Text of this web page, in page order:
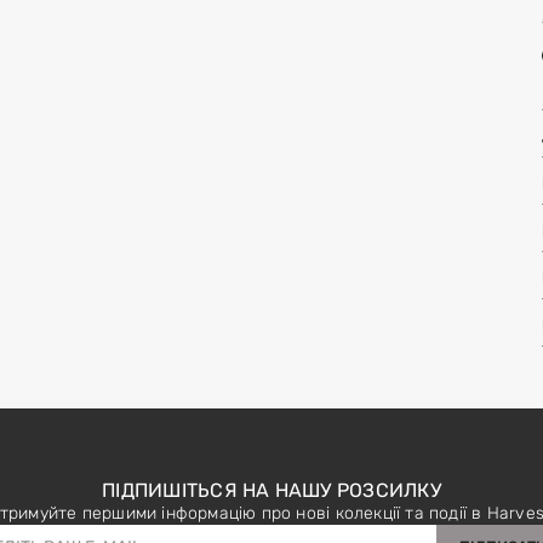
ПІДПИШІТЬСЯ НА НАШУ РОЗСИЛКУ
першими інформацію про нові колекції та події в